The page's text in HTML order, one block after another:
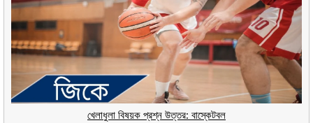
খেলাধুলা বিষয়ক প্রশ্ন উত্তর: বাস্কেটবল